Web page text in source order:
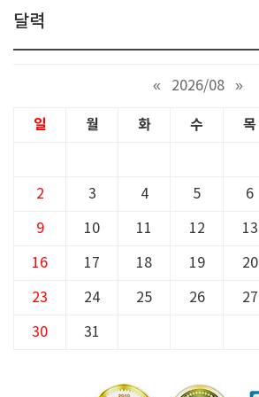
달력
« 2026/08 »
일 월 화 수 목
2 3 4 5 6
9 10 11 12 13
16 17 18 19 20
23 24 25 26 27
30 31